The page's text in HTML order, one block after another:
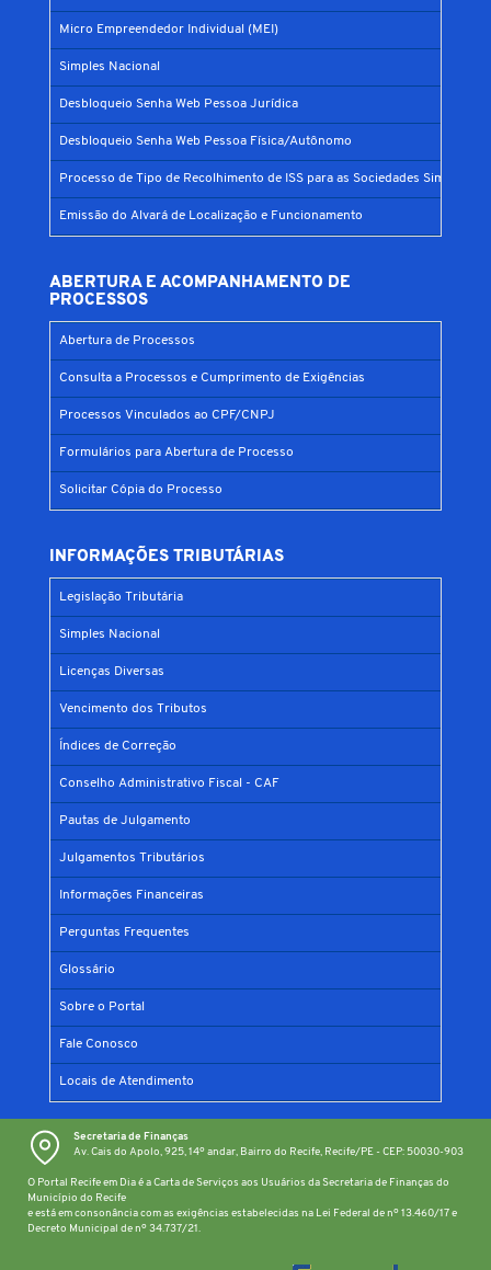
Micro Empreendedor Individual (MEI)
Simples Nacional
Desbloqueio Senha Web Pessoa Jurídica
Desbloqueio Senha Web Pessoa Física/Autônomo
Processo de Tipo de Recolhimento de ISS para as Sociedades Simples
Emissão do Alvará de Localização e Funcionamento
ABERTURA E ACOMPANHAMENTO DE
PROCESSOS
Abertura de Processos
Consulta a Processos e Cumprimento de Exigências
Processos Vinculados ao CPF/CNPJ
Formulários para Abertura de Processo
Solicitar Cópia do Processo
INFORMAÇÕES TRIBUTÁRIAS
Legislação Tributária
Simples Nacional
Licenças Diversas
Vencimento dos Tributos
Índices de Correção
Conselho Administrativo Fiscal - CAF
Pautas de Julgamento
Julgamentos Tributários
Informações Financeiras
Perguntas Frequentes
Glossário
Sobre o Portal
Fale Conosco
Locais de Atendimento
Secretaria de Finanças
Av. Cais do Apolo, 925, 14º andar, Bairro do Recife, Recife/PE - CEP: 50030-903
O Portal Recife em Dia é a Carta de Serviços aos Usuários da Secretaria de Finanças do
Município do Recife
e está em consonância com as exigências estabelecidas na Lei Federal de nº 13.460/17 e
Decreto Municipal de nº 34.737/21.